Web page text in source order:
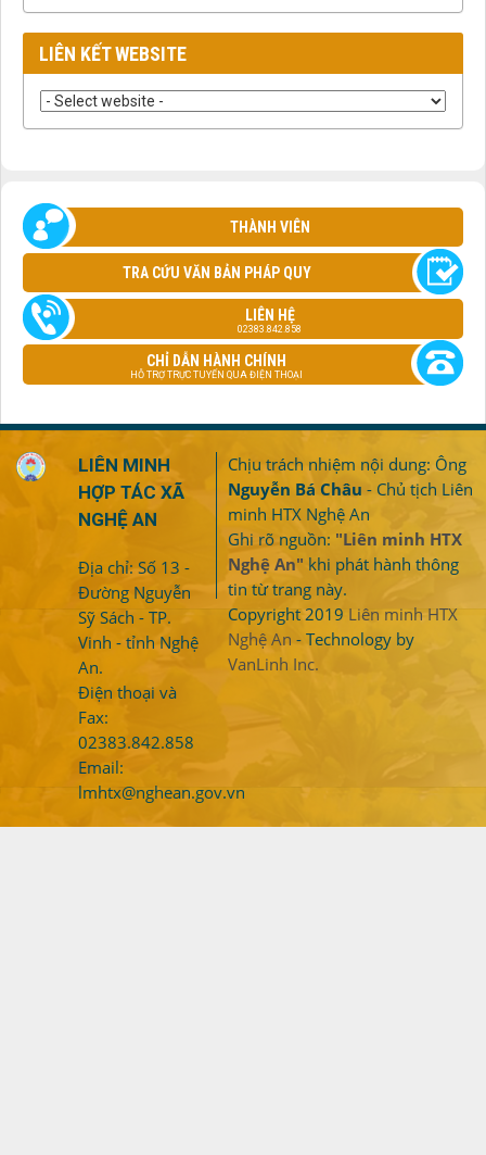
LIÊN KẾT WEBSITE
THÀNH VIÊN
TRA CỨU VĂN BẢN PHÁP QUY
LIÊN HỆ
02383.842.858
CHỈ DẪN HÀNH CHÍNH
HỖ TRỢ TRỰC TUYẾN QUA ĐIỆN THOẠI
LIÊN MINH
HỢP TÁC XÃ
NGHỆ AN
Địa chỉ: Số 13 -
Đường Nguyễn
Sỹ Sách - TP.
Vinh - tỉnh Nghệ
An.
Điện thoại và
Fax:
02383.842.858
Email:
lmhtx@nghean.gov.vn
Chịu trách nhiệm nội dung: Ông
Nguyễn Bá Châu - Chủ tịch Liên
minh HTX Nghệ An
Ghi rõ nguồn: "Liên minh HTX
Nghệ An" khi phát hành thông
tin từ trang này.
Copyright 2019 Liên minh HTX
Nghệ An - Technology by
VanLinh Inc.